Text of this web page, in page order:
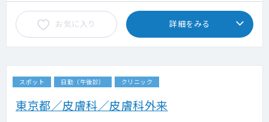
お気に入り 詳細をみる
スポット 日勤（午後診） クリニック
東京都／皮膚科／皮膚科外来